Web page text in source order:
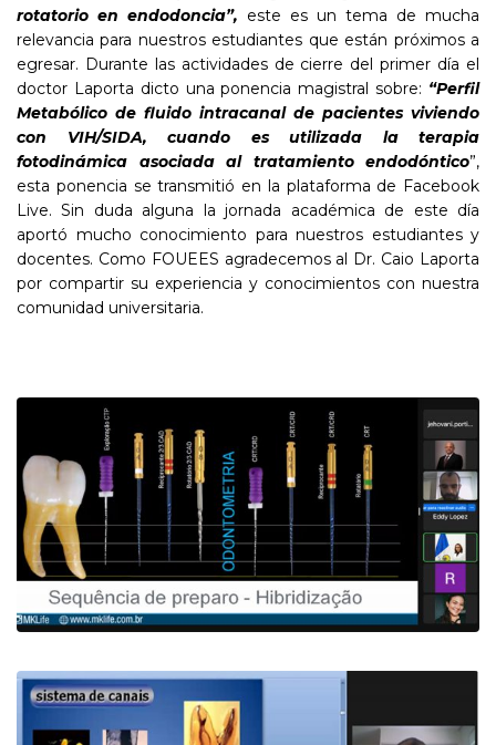
rotatorio en endodoncia”, este es un tema de mucha
relevancia para nuestros estudiantes que están próximos a
egresar. Durante las actividades de cierre del primer día el
doctor Laporta dicto una ponencia magistral sobre: “Perfil
Metabólico de fluido intracanalde pacientes viviendo
con VIH/SIDA, cuando es utilizada la terapia
fotodinámica asociada al tratamiento endodóntico”,
esta ponencia se transmitió en la plataforma de Facebook
Live. Sin duda alguna la jornada académica de este día
aportó mucho conocimiento para nuestros estudiantes y
docentes. Como FOUEES agradecemos al Dr. Caio Laporta
por compartir su experiencia y conocimientos con nuestra
comunidad universitaria.